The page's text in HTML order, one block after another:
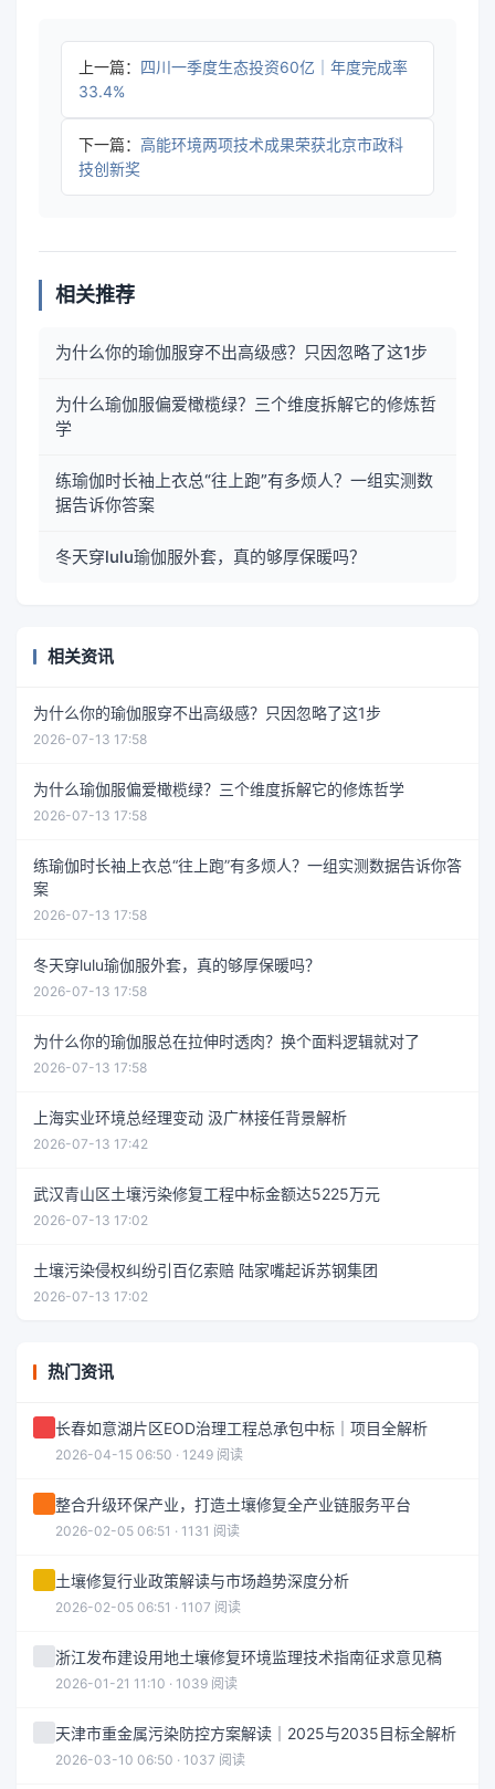
上一篇： 四川一季度生态投资60亿｜年度完成率
33.4%
下一篇： 高能环境两项技术成果荣获北京市政科
技创新奖
相关推荐
为什么你的瑜伽服穿不出高级感？只因忽略了这1步
为什么瑜伽服偏爱橄榄绿？三个维度拆解它的修炼哲
学
练瑜伽时长袖上衣总“往上跑”有多烦人？一组实测数
据告诉你答案
冬天穿lulu瑜伽服外套，真的够厚保暖吗？
相关资讯
为什么你的瑜伽服穿不出高级感？只因忽略了这1步
2026-07-13 17:58
为什么瑜伽服偏爱橄榄绿？三个维度拆解它的修炼哲学
2026-07-13 17:58
练瑜伽时长袖上衣总“往上跑”有多烦人？一组实测数据告诉你答
案
2026-07-13 17:58
冬天穿lulu瑜伽服外套，真的够厚保暖吗？
2026-07-13 17:58
为什么你的瑜伽服总在拉伸时透肉？换个面料逻辑就对了
2026-07-13 17:58
上海实业环境总经理变动 汲广林接任背景解析
2026-07-13 17:42
武汉青山区土壤污染修复工程中标金额达5225万元
2026-07-13 17:02
土壤污染侵权纠纷引百亿索赔 陆家嘴起诉苏钢集团
2026-07-13 17:02
热门资讯
长春如意湖片区EOD治理工程总承包中标｜项目全解析
2026-04-15 06:50 · 1249 阅读
整合升级环保产业，打造土壤修复全产业链服务平台
2026-02-05 06:51 · 1131 阅读
土壤修复行业政策解读与市场趋势深度分析
2026-02-05 06:51 · 1107 阅读
浙江发布建设用地土壤修复环境监理技术指南征求意见稿
2026-01-21 11:10 · 1039 阅读
天津市重金属污染防控方案解读｜2025与2035目标全解析
2026-03-10 06:50 · 1037 阅读